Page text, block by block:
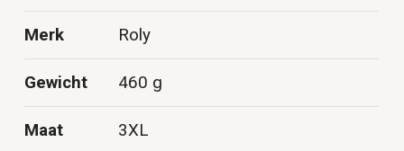
Merk Roly
Gewicht 460 g
Maat 3XL